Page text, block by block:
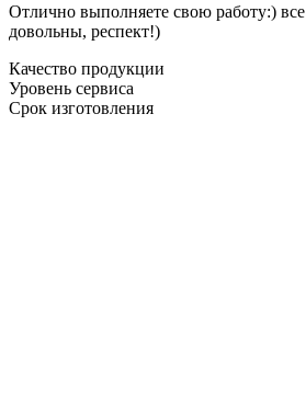
Отлично выполняете свою работу:) все
довольны, респект!)
Качество продукции
Уровень сервиса
Срок изготовления